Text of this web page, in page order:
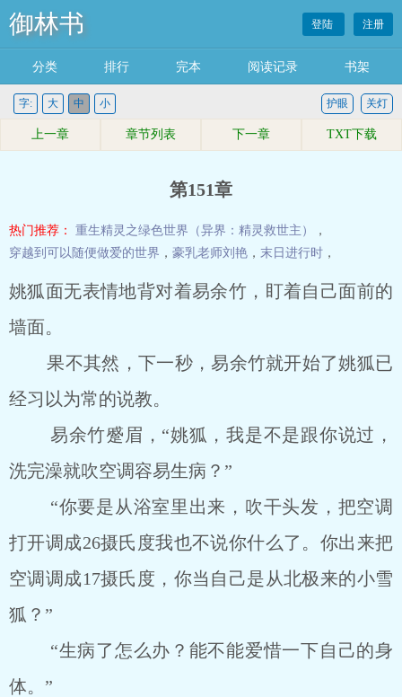
御林书 登陆 注册
分类 排行 完本 阅读记录 书架
字: 大 中 小 关灯
护眼
上一章 章节列表 下一章 TXT下载
第151章
热门推荐： 重生精灵之绿色世界（异界：精灵救世主）
，
穿越到可以随便做爱的世界 ， 豪乳老师刘艳 ， 末日进行时 ，
姚狐面无表情地背对着易余竹，盯着自己面前的
墙面。
果不其然，下一秒，易余竹就开始了姚狐已
经习以为常的说教。
易余竹蹙眉，“姚狐，我是不是跟你说过，
洗完澡就吹空调容易生病？”
“你要是从浴室里出来，吹干头发，把空调
打开调成26摄氏度我也不说你什么了。你出来把
空调调成17摄氏度，你当自己是从北极来的小雪
狐？”
“生病了怎么办？能不能爱惜一下自己的身
体。”